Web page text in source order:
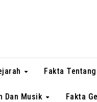
Fakta
Dan Musik Fakta